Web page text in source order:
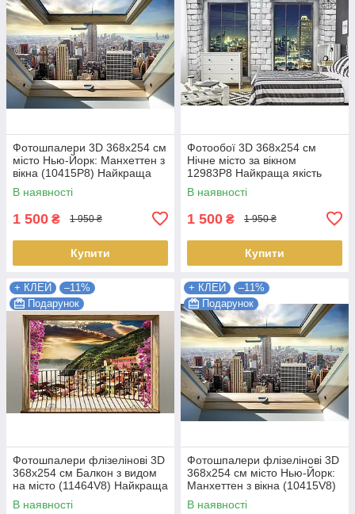
Фотошпалери 3D 368х254 см
місто Нью-Йорк: Манхеттен з
вікна (10415P8) Найкраща
якість
В наявності
1 500 ₴ 1 950 ₴
Купити
Фотообої 3D 368x254 см
Нічне місто за вікном
12983P8 Найкраща якість
В наявності
1 500 ₴ 1 950 ₴
Купити
+ КЛЕЙ
–11%
Подарунок
Фотошпалери флізелінові 3D
368x254 см Балкон з видом
на місто (11464V8) Найкраща
якість
В наявності
+ КЛЕЙ
–11%
Подарунок
Фотошпалери флізелінові 3D
368х254 см місто Нью-Йорк:
Манхеттен з вікна (10415V8)
Найкраща якість
В наявності